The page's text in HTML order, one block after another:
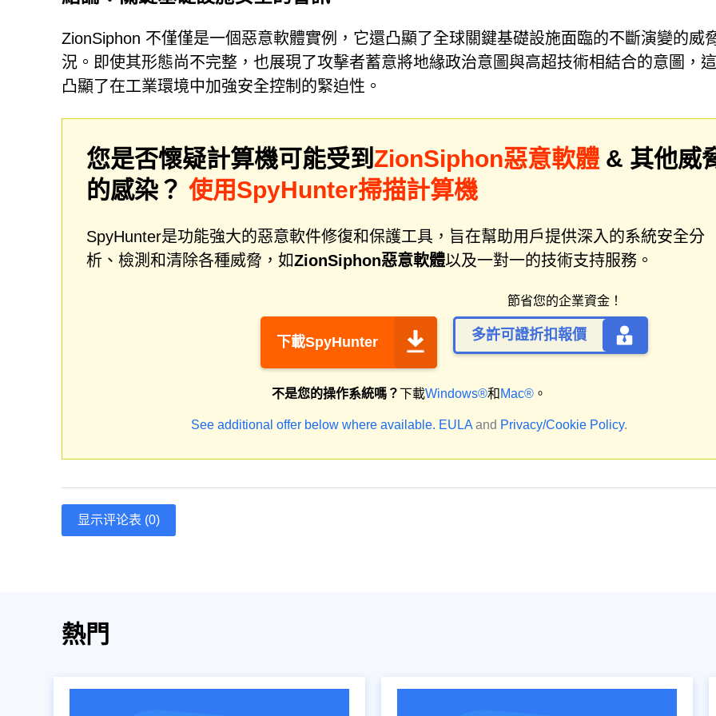
ZionSiphon 不僅僅是一個惡意軟體實例，它還凸顯了全球關鍵基礎設施面臨的不斷演變的威
況。即使其形態尚不完整，也展現了攻擊者蓄意將地緣政治意圖與高超技術相結合的意圖，
凸顯了在工業環境中加強安全控制的緊迫性。
您是否懷疑計算機可能受到ZionSiphon惡意軟體 & 其他威
的感染？ 使用SpyHunter掃描計算機
SpyHunter是功能強大的惡意軟件修復和保護工具，旨在幫助用戶提供深入的系統安全分
析、檢測和清除各種威脅，如ZionSiphon惡意軟體以及一對一的技術支持服務。
下載SpyHunter
節省您的企業資金！
多許可證折扣報價
不是您的操作系統嗎？下載Windows®和 Mac® 。
See additional offer below where available. EULA and Privacy/Cookie Policy.
显示评论表 (0)
熱門